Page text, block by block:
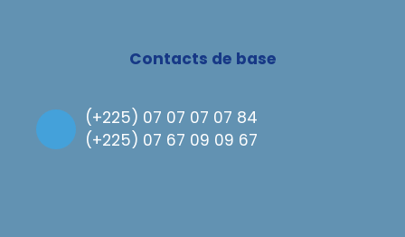
Contacts de base
(+225) 07 07 07 07 84
(+225) 07 67 09 09 67